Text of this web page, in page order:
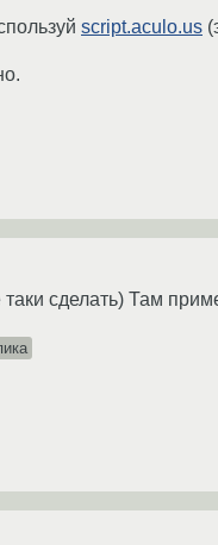
script.aculo.us
сделать) Там